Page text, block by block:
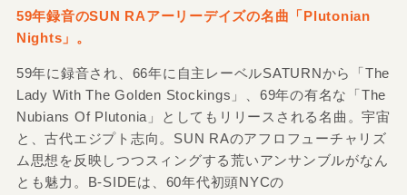
59年録音のSUN RAアーリーデイズの名曲「Plutonian
Nights」。
59年に録音され、66年に自主レーベルSATURNから「The
Lady With The Golden Stockings」、69年の有名な「The
Nubians Of Plutonia」としてもリリースされる名曲。宇宙
と、古代エジプト志向。SUN RAのアフロフューチャリズ
ム思想を反映しつつスィングする荒いアンサンブルがなん
とも魅力。B-SIDEは、60年代初頭NYCの